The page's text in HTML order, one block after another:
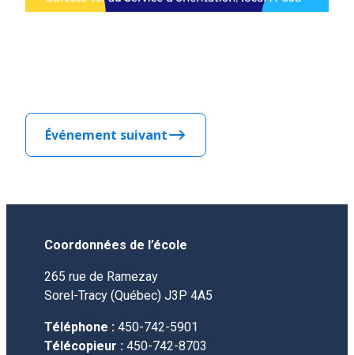
Événement suivant
Coordonnées de l’école
265 rue de Ramezay
Sorel-Tracy (Québec) J3P 4A5
Téléphone : 450-742-5901
Télécopieur : 450-742-8703